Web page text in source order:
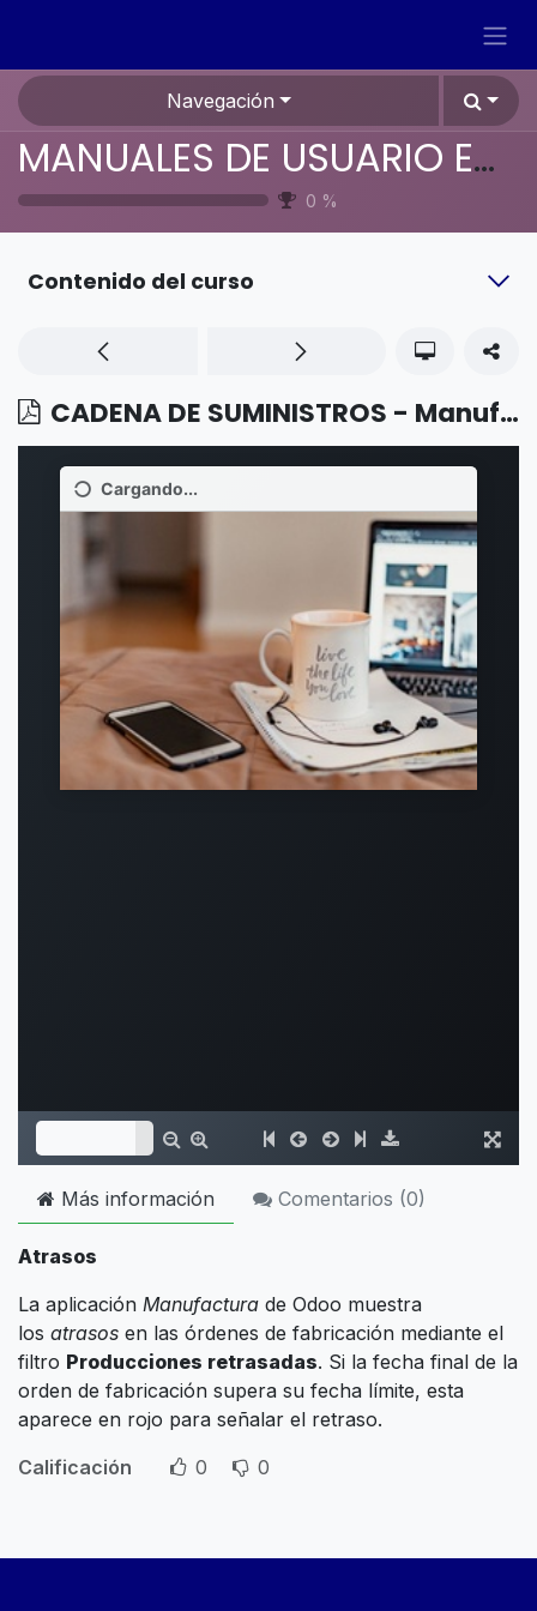
Navegación
MANUALES DE USUARIO EN ESPAÑOL ODOO 19
0 %
Contenido del curso
CADENA DE SUMINISTROS - Manufactura - Atrasos
Más información Comentarios (0)
Atrasos
La aplicación Manufactura de Odoo muestra
los atrasos en las órdenes de fabricación mediante el
filtro Producciones retrasadas. Si la fecha final de la
orden de fabricación supera su fecha límite, esta
aparece en rojo para señalar el retraso.
Calificación
0 0